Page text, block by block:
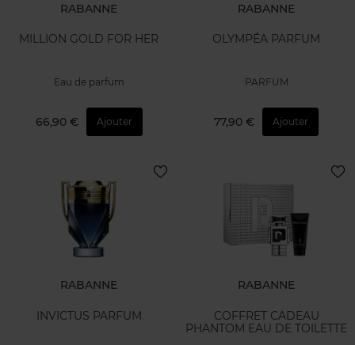
RABANNE
MILLION GOLD FOR HER
Eau de parfum
66,90 € Ajouter
RABANNE
OLYMPÉA PARFUM
PARFUM
77,90 € Ajouter
RABANNE
INVICTUS PARFUM
RABANNE
COFFRET CADEAU
PHANTOM EAU DE TOILETTE